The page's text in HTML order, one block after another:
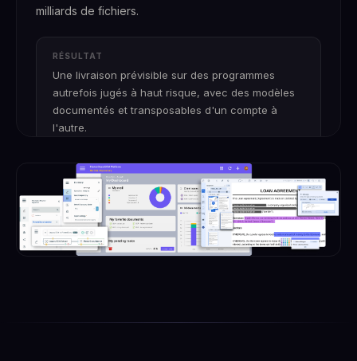
milliards de fichiers.
RÉSULTAT
Une livraison prévisible sur des programmes
autrefois jugés à haut risque, avec des modèles
documentés et transposables d'un compte à
l'autre.
Fast2 + Expertise d'intégration TCS